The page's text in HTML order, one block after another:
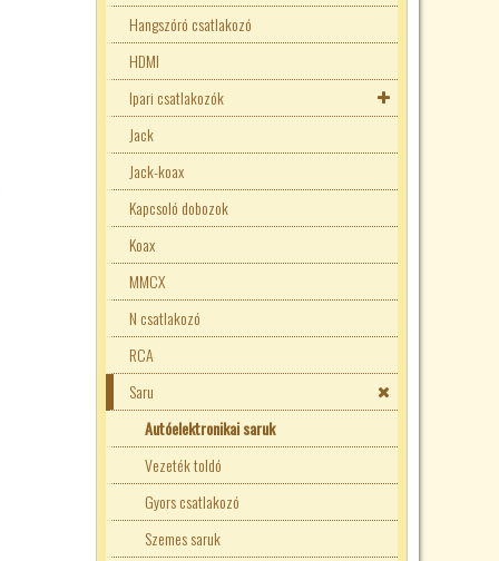
Dugalj kombinációk
230V-os ipari csatlakozók
380V-os ipari csatlakozók
Gewiss
Schneider Kaedra
Dugvillával szerelt kábel
Utazó adapterek
Hangszóró csatlakozó
HDMI
Ipari csatlakozók
M12 csatlakozók
M8 csatlakozók
Mágnesszelep csatlakozók
Jack
Jack-koax
Kapcsoló dobozok
Koax
MMCX
N csatlakozó
RCA
Saru
Autóelektronikai saruk
Vezeték toldó
Gyors csatlakozó
Szemes saruk